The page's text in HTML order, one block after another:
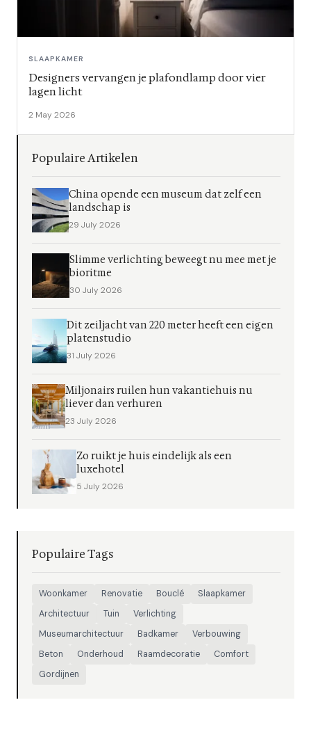
SLAAPKAMER
Designers vervangen je plafondlamp door vier
lagen licht
2 May 2026
Populaire Artikelen
China opende een museum dat zelf een
landschap is
29 July 2026
Slimme verlichting beweegt nu mee met je
bioritme
30 July 2026
Dit zeiljacht van 220 meter heeft een eigen
platenstudio
31 July 2026
Miljonairs ruilen hun vakantiehuis nu
liever dan verhuren
23 July 2026
Zo ruikt je huis eindelijk als een
luxehotel
5 July 2026
Populaire Tags
Woonkamer Renovatie Bouclé
Slaapkamer
Architectuur
Tuin
Verlichting
Museumarchitectuur
Badkamer
Verbouwing
Beton
Onderhoud Raamdecoratie
Comfort
Gordijnen